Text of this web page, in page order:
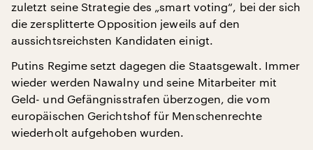
zuletzt seine Strategie des „smart voting“, bei der sich
die zersplitterte Opposition jeweils auf den
aussichtsreichsten Kandidaten einigt.
Putins Regime setzt dagegen die Staatsgewalt. Immer
wieder werden Nawalny und seine Mitarbeiter mit
Geld- und Gefängnisstrafen überzogen, die vom
europäischen Gerichtshof für Menschenrechte
wiederholt aufgehoben wurden.